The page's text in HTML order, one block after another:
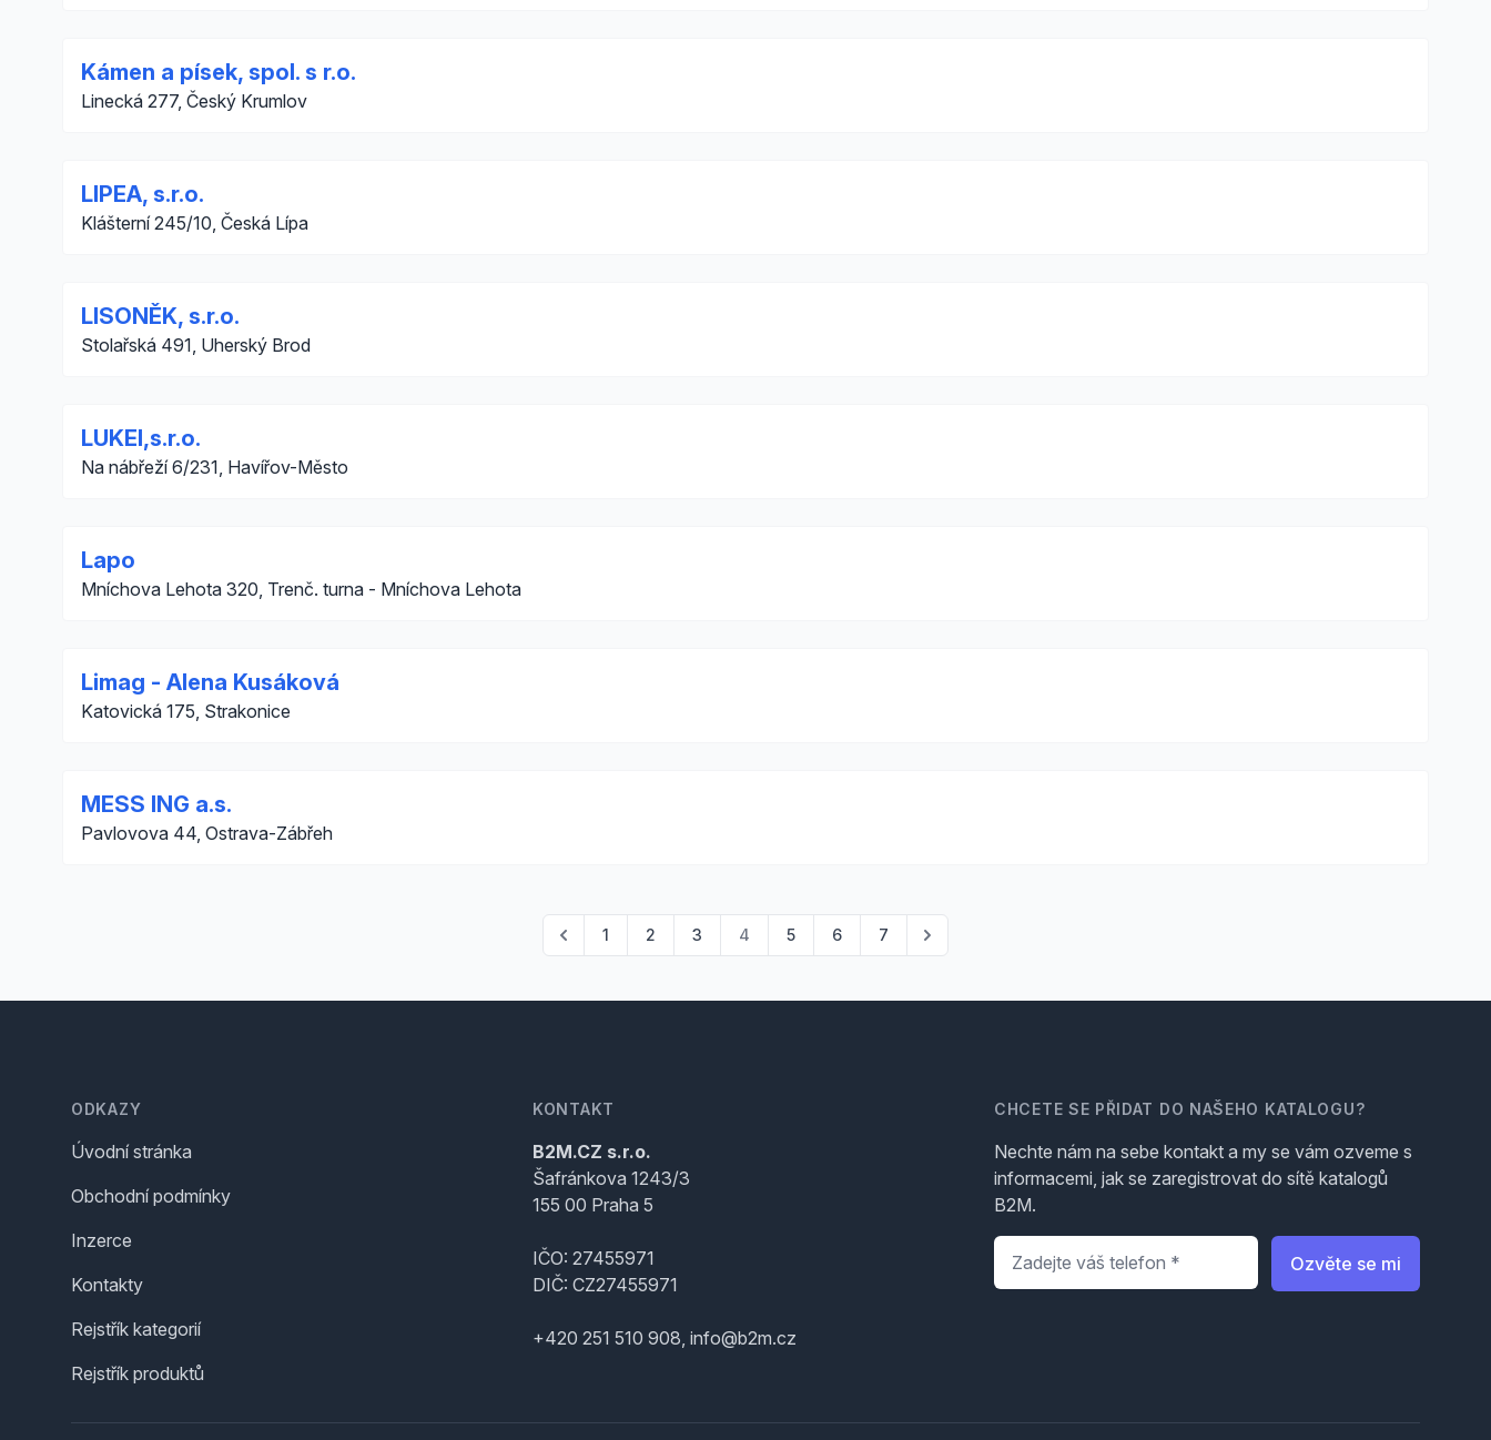
Kámen a písek, spol. s r.o.
Linecká 277, Český Krumlov
LIPEA, s.r.o.
Klášterní 245/10, Česká Lípa
LISONĚK, s.r.o.
Stolařská 491, Uherský Brod
LUKEI,s.r.o.
Na nábřeží 6/231, Havířov-Město
Lapo
Mníchova Lehota 320, Trenč. turna - Mníchova Lehota
Limag - Alena Kusáková
Katovická 175, Strakonice
MESS ING a.s.
Pavlovova 44, Ostrava-Zábřeh
1 2 3 4 5 6 7
ODKAZY
Úvodní stránka
Obchodní podmínky
Inzerce
Kontakty
Rejstřík kategorií
Rejstřík produktů
KONTAKT
B2M.CZ s.r.o.
Šafránkova 1243/3
155 00 Praha 5
IČO: 27455971
DIČ: CZ27455971
+420 251 510 908, info@b2m.cz
CHCETE SE PŘIDAT DO NAŠEHO KATALOGU?
Nechte nám na sebe kontakt a my se vám ozveme s
informacemi, jak se zaregistrovat do sítě katalogů
B2M.
Telefon
Ozvěte se mi